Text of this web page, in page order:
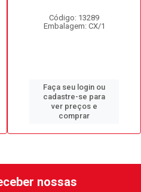
Código: 13289
Embalagem: CX/1
Faça seu login ou
cadastre-se para
ver preços e
comprar
nossas